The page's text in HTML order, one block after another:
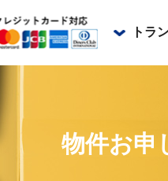
トラ
リビン
リビン
物件お申